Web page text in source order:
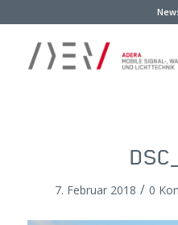
7. Februar 2018 / 0